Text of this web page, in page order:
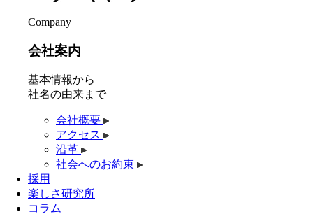
Company
会社案内
基本情報から
社名の由来まで
会社概要
アクセス
沿革
社会へのお約束
採用
楽しさ研究所
コラム